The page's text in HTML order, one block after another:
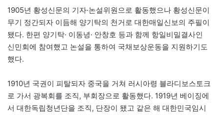
1905년 황성신문의 기자·논설위원으로 활동했으나 황성신문이
무기 정간되자 이듬해 양기탁의 천거로 대한매일신보의 주필이
됐다. 한편 양기탁· 이동녕· 안창호 등과 함께 항일비밀결사인
신민회에 참여했고 논설을 통하여 국채보상운동을 지원하기도
했다.
1910년 국권이 피탈되자 중국을 거쳐 러시아령 블라디보스토크
로 가서 광복회를 조직, 부회장으로 활동했다. 1919년 베이징에
서 대한독립청년단을 조직, 단장이 됐고 같은 해 대한민국임시